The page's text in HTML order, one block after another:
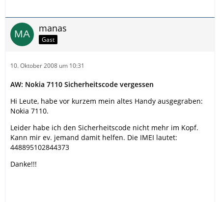
manas
Gast
10. Oktober 2008 um 10:31
AW: Nokia 7110 Sicherheitscode vergessen
Hi Leute, habe vor kurzem mein altes Handy ausgegraben:
Nokia 7110.
Leider habe ich den Sicherheitscode nicht mehr im Kopf.
Kann mir ev. jemand damit helfen. Die IMEI lautet:
448895102844373
Danke!!!